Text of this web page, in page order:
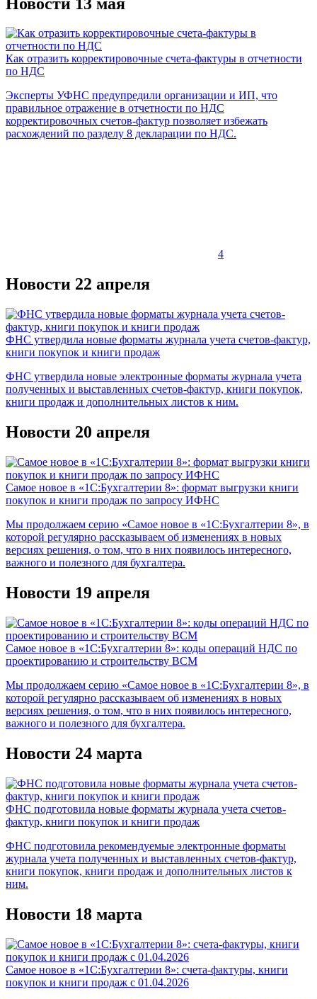
Как отразить корректировочные счета-фактуры в отчетности
по НДС
Эксперты УФНС предупредили организации и ИП, что
правильное отражение в отчетности по НДС
корректировочных счетов-фактур позволяет избежать
расхождений по разделу 8 декларации по НДС.
4
Новости 22 апреля
ФНС утвердила новые форматы журнала учета счетов-фактур,
книги покупок и книги продаж
ФНС утвердила новые электронные форматы журнала учета
полученных и выставленных счетов-фактур, книги покупок,
книги продаж и дополнительных листов к ним.
Новости 20 апреля
Самое новое в «1С:Бухгалтерии 8»: формат выгрузки книги
покупок и книги продаж по запросу ИФНС
Мы продолжаем серию «Самое новое в «1С:Бухгалтерии 8», в
которой регулярно рассказываем об изменениях в новых
версиях решения, о том, что в них появилось интересного,
важного и полезного для бухгалтера.
Новости 19 апреля
Самое новое в «1С:Бухгалтерии 8»: коды операций НДС по
проектированию и строительству ВСМ
Мы продолжаем серию «Самое новое в «1С:Бухгалтерии 8», в
которой регулярно рассказываем об изменениях в новых
версиях решения, о том, что в них появилось интересного,
важного и полезного для бухгалтера.
Новости 24 марта
ФНС подготовила новые форматы журнала учета счетов-
фактур, книги покупок и книги продаж
ФНС подготовила рекомендуемые электронные форматы
журнала учета полученных и выставленных счетов-фактур,
книги покупок, книги продаж и дополнительных листов к
ним.
Новости 18 марта
Самое новое в «1С:Бухгалтерии 8»: счета-фактуры, книги
покупок и книги продаж с 01.04.2026